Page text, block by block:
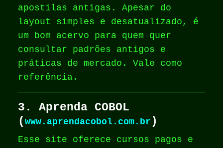
apostilas antigas. Apesar do
layout simples e desatualizado, é
um bom acervo para quem quer
consultar padrões antigos e
práticas de mercado. Vale como
referência.
3. Aprenda COBOL
( www.aprendacobol.com.br )
Esse site oferece cursos pagos e